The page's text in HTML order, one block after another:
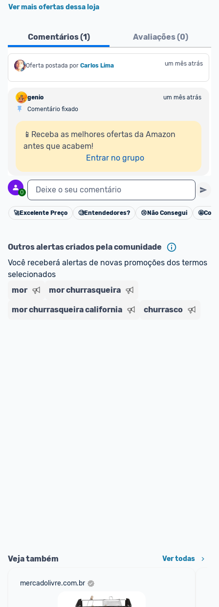
Ver mais ofertas dessa loja
Comentários (1) Avaliações (0)
Oferta postada por Carlos Lima um mês atrás
genio
um mês atrás
Comentário fixado
📱Receba as melhores ofertas da Amazon
antes que acabem!
Entrar no grupo
0 Deixe o seu comentário
Cancelar
🚀Excelente Preço 🧐Entendedores? 😢 Não Consegui 🤩
Outros alertas criados pela comunidade
Você receberá alertas de novas promoções dos termos
selecionados
mor
mor churrasqueira
mor churrasqueira california churrasco
Veja também Ver todas
mercadolivre.com.br